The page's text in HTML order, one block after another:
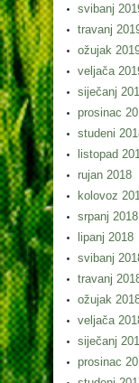
svibanj
travanj
ožujak
veljača
siječanj
prosinac
studeni
listopad
rujan 2018
kolovoz
srpanj 2018
lipanj 2018
svibanj
travanj
ožujak
veljača
siječanj
prosinac